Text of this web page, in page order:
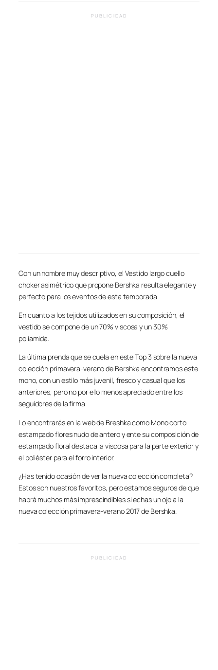
PUBLICIDAD
Con un nombre muy descriptivo, el Vestido largo cuello
choker asimétrico que propone Bershka resulta elegante y
perfecto para los eventos de esta temporada.
En cuanto a los tejidos utilizados en su composición, el
vestido se compone de un 70% viscosa y un 30%
poliamida.
La última prenda que se cuela en este Top 3 sobre la nueva
colección primavera-verano de Bershka encontramos este
mono, con un estilo más juvenil, fresco y casual que los
anteriores, pero no por ello menos apreciado entre los
seguidores de la firma.
Lo encontrarás en la web de Breshka como Mono corto
estampado flores nudo delantero y ente su composición de
estampado floral destaca la viscosa para la parte exterior y
el poliéster para el forro interior.
¿Has tenido ocasión de ver la nueva colección completa?
Estos son nuestros favoritos, pero estamos seguros de que
habrá muchos más imprescindibles si echas un ojo a la
nueva colección primavera-verano 2017 de Bershka.
PUBLICIDAD